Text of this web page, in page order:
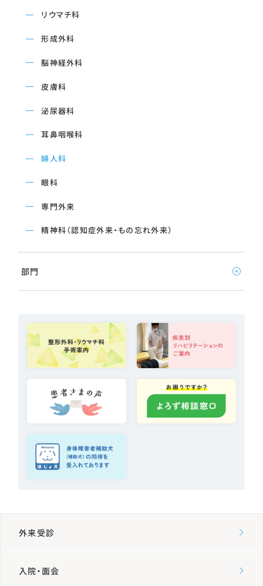
リウマチ科
形成外科
脳神経外科
皮膚科
泌尿器科
耳鼻咽喉科
婦人科
眼科
専門外来
精神科（認知症外来・もの忘れ外来）
部門
放射線技術科
臨床検査科
栄養科
リハビリテーション科
外来受診
入院・面会